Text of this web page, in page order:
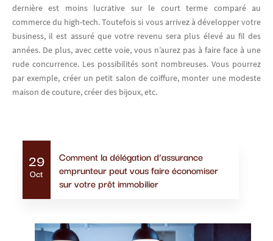
dernière est moins lucrative sur le court terme comparé au
commerce du high-tech. Toutefois si vous arrivez à développer votre
business, il est assuré que votre revenu sera plus élevé au fil des
années. De plus, avec cette voie, vous n’aurez pas à faire face à une
rude concurrence. Les possibilités sont nombreuses. Vous pourrez
par exemple, créer un petit salon de coiffure, monter une modeste
maison de couture, créer des bijoux, etc.
Actualités similaires
29
Oct
Comment la délégation d’assurance
emprunteur peut vous faire économiser
sur votre prêt immobilier